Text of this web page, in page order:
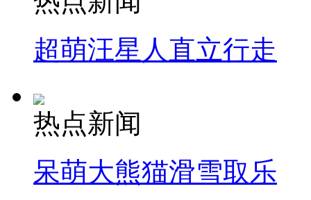
超萌汪星人直立行走
热点新闻
呆萌大熊猫滑雪取乐